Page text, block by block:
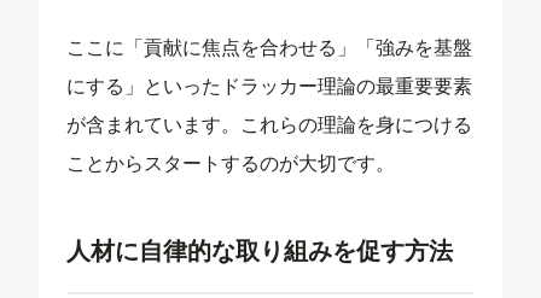
ここに「貢献に焦点を合わせる」「強みを基盤
にする」といったドラッカー理論の最重要要素
が含まれています。これらの理論を身につける
ことからスタートするのが大切です。
人材に自律的な取り組みを促す方法